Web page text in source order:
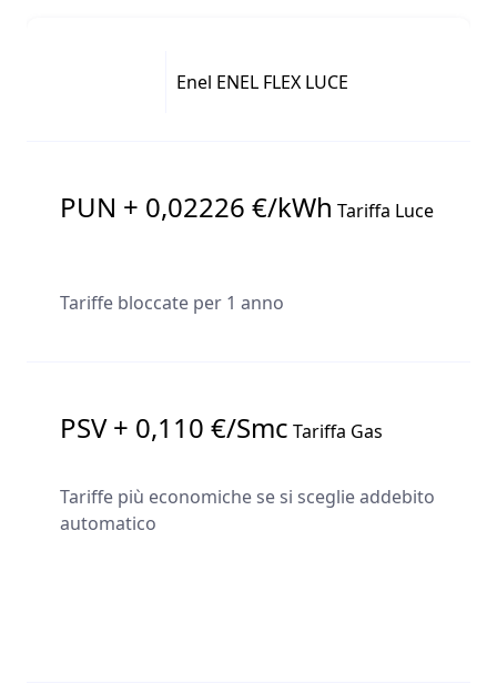
Enel ENEL FLEX LUCE
PUN + 0,02226 €/kWh Tariffa Luce
Tariffe bloccate per 1 anno
PSV + 0,110 €/Smc Tariffa Gas
Tariffe più economiche se si sceglie addebito
automatico